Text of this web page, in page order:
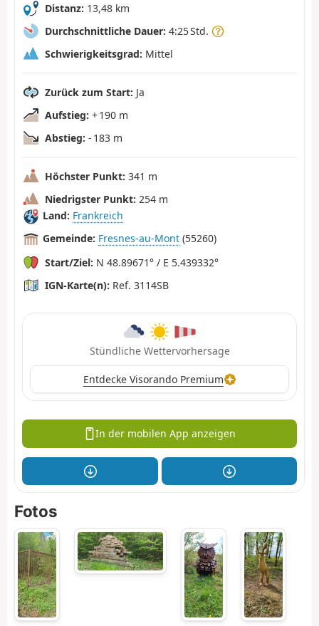
Distanz: 13,48 km
Durchschnittliche Dauer: 4:25 Std.
Schwierigkeitsgrad: Mittel
Zurück zum Start: Ja
Aufstieg: + 190 m
Abstieg: - 183 m
Höchster Punkt: 341 m
Niedrigster Punkt: 254 m
Land: Frankreich
Gemeinde: Fresnes-au-Mont (55260)
Start/Ziel: N 48.89671° / E 5.439332°
IGN-Karte(n): Ref. 3114SB
Stündliche Wettervorhersage
Entdecke Visorando Premium
In der mobilen App anzeigen
Fotos